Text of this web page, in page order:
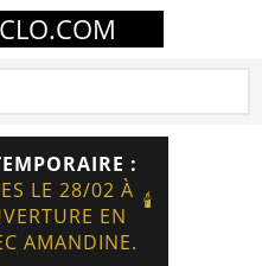
:
LE 28/02 À
EN
AMANDINE.
🕯️